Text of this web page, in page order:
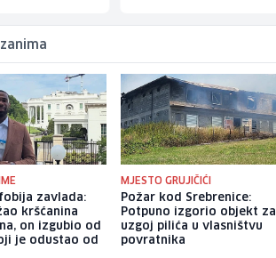
zavlada:
kršćanina
on izgubio od
je odustao od
MJESTO GRUJIČIĆI
Požar kod Srebrenice:
Potpuno izgorio objekt za
uzgoj pilića u vlasništvu
povratnika